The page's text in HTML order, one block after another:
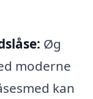
Øg
moderne
kan